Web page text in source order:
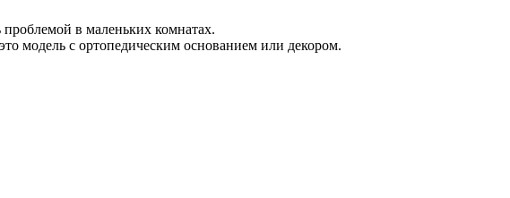
в маленьких комнатах.
модель с ортопедическим основанием или декором.